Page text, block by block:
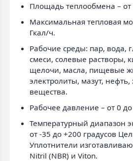
Площадь теплообмена – от
Максимальная тепловая
Гкал/ч.
Рабочие среды: пар, вода,
смеси, солевые растворы,
щелочи, масла, пищевые
электролиты, мазут, нефть,
вещества.
Рабочее давление – от 0
Температурный диапазон
от -35 до +200 градусов
Уплотнители
Nitril (NBR) и Viton.